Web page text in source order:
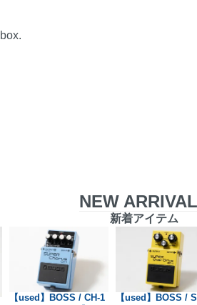
NEW
新着アイテム
【used】BOSS / CH-1
【used】BOSS /